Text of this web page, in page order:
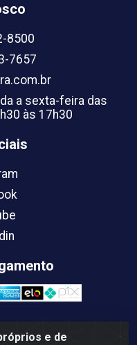
e de
8500
7657
a sexta-feira das
às 17h30